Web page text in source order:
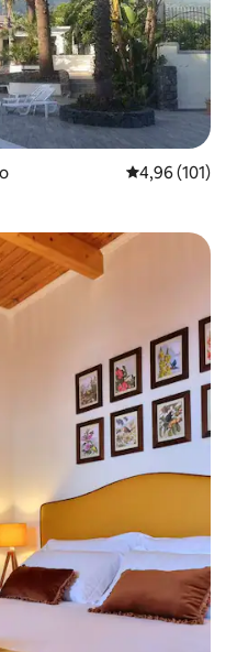
Évaluation
4,96 (101)
appréciés